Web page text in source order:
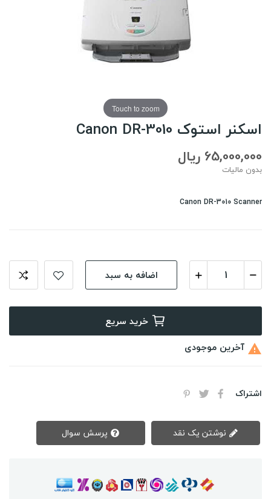
Touch to zoom
اسکنر استوک Canon DR-3010
65,000,000 ریال
بدون مالیات
Canon DR-3010 Scanner
اضافه به سبد
خرید سریع
 آخرین موجودی
اشتراک